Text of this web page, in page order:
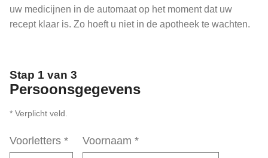
uw medicijnen in de automaat op het moment dat uw
recept klaar is. Zo hoeft u niet in de apotheek te wachten.
Stap 1 van 3
Persoonsgegevens
* Verplicht veld.
Voorletters * Voornaam *